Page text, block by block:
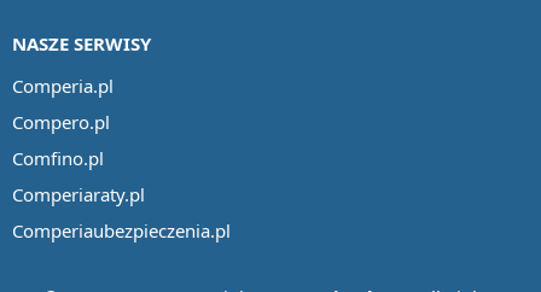
NASZE SERWISY
Comperia.pl
Compero.pl
Comfino.pl
Comperiaraty.pl
Comperiaubezpieczenia.pl